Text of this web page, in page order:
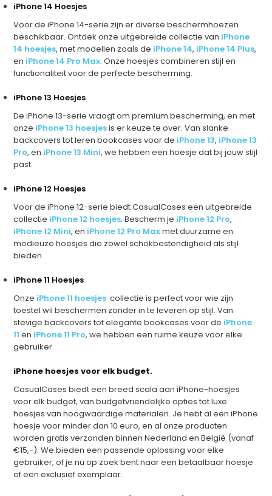
iPhone 14 Hoesjes
Voor de iPhone 14-serie zijn er diverse beschermhoezen
beschikbaar. Ontdek onze uitgebreide collectie van iPhone
14 hoesjes, met modellen zoals de iPhone 14, iPhone 14 Plus,
en iPhone 14 Pro Max. Onze hoesjes combineren stijl en
functionaliteit voor de perfecte bescherming.
iPhone 13 Hoesjes
De iPhone 13-serie vraagt om premium bescherming, en met
onze iPhone 13 hoesjesis er keuze te over. Van slanke
backcovers tot leren bookcases voor de iPhone 13, iPhone 13
Pro, en iPhone 13 Mini, we hebben een hoesje dat bij jouw stijl
past.
iPhone 12 Hoesjes
Voor de iPhone 12-serie biedt CasualCases een uitgebreide
collectie iPhone 12 hoesjes. Bescherm je iPhone 12 Pro,
iPhone 12 Mini, en iPhone 12 Pro Maxmet duurzame en
modieuze hoesjes die zowel schokbestendigheid als stijl
bieden.
iPhone 11 Hoesjes
Onze iPhone 11 hoesjes collectie is perfect voor wie zijn
toestel wil beschermen zonder in te leveren op stijl. Van
stevige backcovers tot elegante bookcases voor de iPhone
11 en iPhone 11 Pro, we hebben een ruime keuze voor elke
gebruiker.
iPhone hoesjes voor elk budget.
CasualCases biedt een breed scala aan iPhone-hoesjes
voor elk budget, van budgetvriendelijke opties tot luxe
hoesjes van hoogwaardige materialen. Je hebt al een iPhone
hoesje voor minder dan 10 euro, en al onze producten
worden gratis verzonden binnen Nederland en België (vanaf
€15,-). We bieden een passende oplossing voor elke
gebruiker, of je nu op zoek bent naar een betaalbaar hoesje
of een exclusief exemplaar.